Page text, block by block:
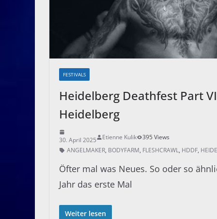
FESTIVALS
Heidelberg Deathfest Part
Heidelberg
30. April 2025 Etienne Kulik
395 Views
ANGELMAKER, BODYFARM, FLESHCRAWL, HDDF,
Öfter mal was Neues. So oder so
Jahr das erste Mal
Weiter lesen